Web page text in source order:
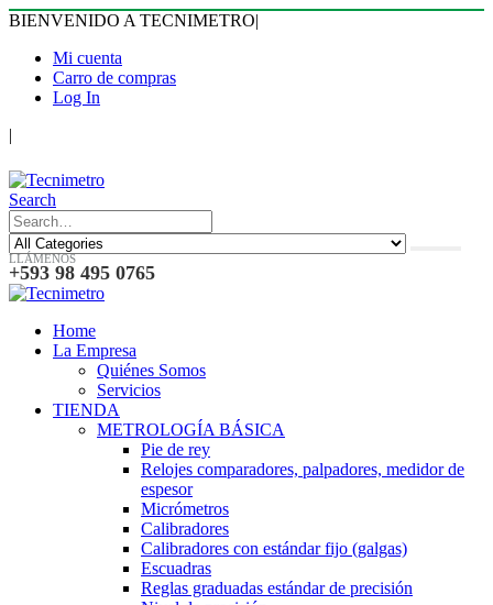
BIENVENIDO A TECNIMETRO|
Mi cuenta
Carro de compras
Log In
|
Search
LLÁMENOS
+593 98 495 0765
Home
La Empresa
Quiénes Somos
Servicios
TIENDA
METROLOGÍA BÁSICA
Pie de rey
Relojes comparadores, palpadores, medidor de
espesor
Micrómetros
Calibradores
Calibradores con estándar fijo (galgas)
Escuadras
Reglas graduadas estándar de precisión